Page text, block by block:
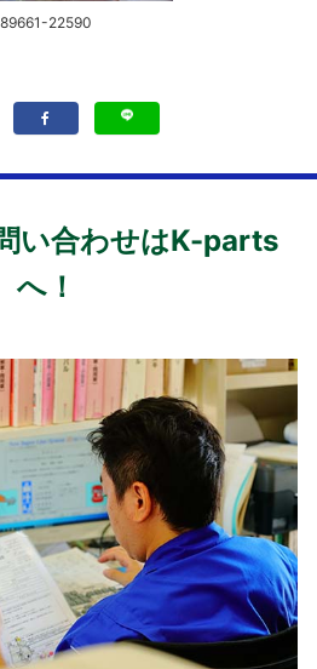
89661-22590
い合わせはK-parts
へ！